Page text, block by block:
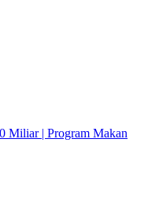
Miliar | Program Makan